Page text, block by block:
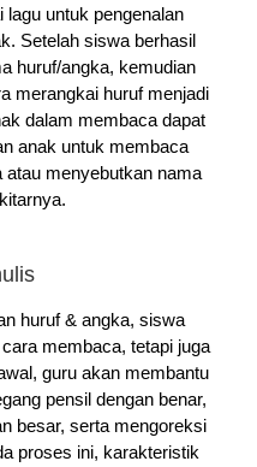
lagu untuk pengenalan
Setelah siswa berhasil
huruf/angka, kemudian
merangkai huruf menjadi
dalam membaca dapat
anak untuk membaca
atau menyebutkan nama
huruf & angka, siswa
membaca, tetapi juga
guru akan membantu
pensil dengan benar,
besar, serta mengoreksi
proses ini, karakteristik